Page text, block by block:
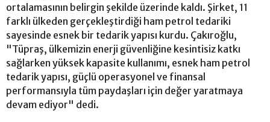
ortalamasının belirgin şekilde üzerinde kaldı. Şirket, 11
farklı ülkeden gerçekleştirdiği ham petrol tedariki
sayesinde esnek bir tedarik yapısı kurdu. Çakıroğlu,
"Tüpraş, ülkemizin enerji güvenliğine kesintisiz katkı
sağlarken yüksek kapasite kullanımı, esnek ham petrol
tedarik yapısı, güçlü operasyonel ve finansal
performansıyla tüm paydaşları için değer yaratmaya
devam ediyor" dedi.